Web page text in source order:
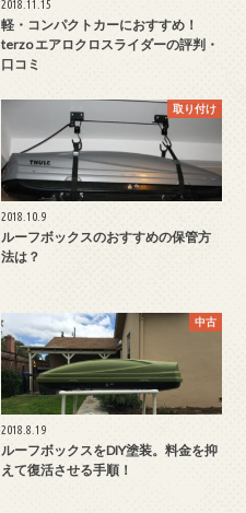
2018.11.15
軽・コンパクトカーにおすすめ！
terzo エアロクロスライダーの評判・
口コミ
取り付け
2018.10.9
ルーフボックスのおすすめの保管方
法は？
中古
2018.8.19
ルーフボックスをDIY塗装。料金を抑
えて復活させる手順！